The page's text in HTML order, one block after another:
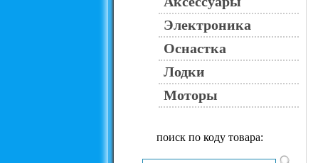
Электроника
Оснастка
Лодки
Моторы
поиск по коду товара: